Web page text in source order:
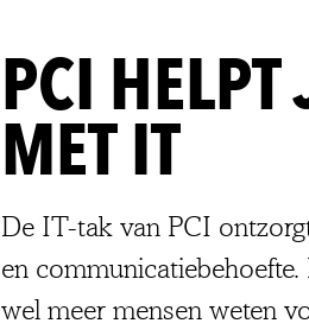
PCI HELPT
MET IT
De IT-tak van PCI
en
wel meer mensen weten